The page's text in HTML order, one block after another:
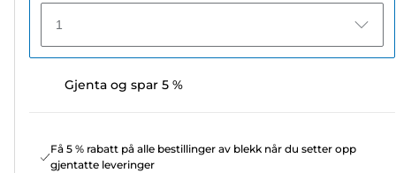
1
Gjenta og spar 5 %
Få 5 % rabatt på alle bestillinger av blekk når du setter opp
gjentatte leveringer